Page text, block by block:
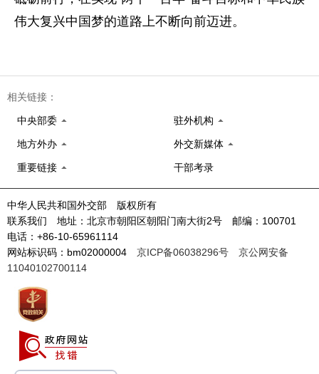
伟大复兴中国梦的道路上不断向前迈进。
相关链接：
中央部委 驻外机构
地方外办 外交新媒体
重要链接 干部考录
中华人民共和国外交部 版权所有
联系我们 地址：北京市朝阳区朝阳门南大街2号 邮编：100701
电话：+86-10-65961114
网站标识码：bm02000004 京ICP备06038296号
京公网安备
11040102700114